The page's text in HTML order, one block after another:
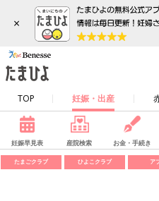
×
TOP 妊娠・出産
妊娠早見表 産院検索 お金・手続き
たまごクラブ ひよこクラブ ア